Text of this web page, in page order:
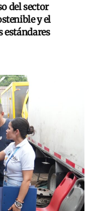
del sector
y el
estándares